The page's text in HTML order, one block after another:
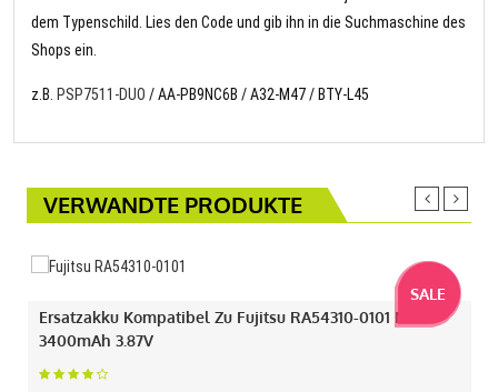
dem Typenschild. Lies den Code und gib ihn in die Suchmaschine des
Shops ein.
z.B. PSP7511-DUO / AA-PB9NC6B / A32-M47 / BTY-L45
VERWANDTE PRODUKTE
SALE
Ersatzakku Kompatibel Zu Fujitsu RA54310-0101 Mit
3400mAh 3.87V